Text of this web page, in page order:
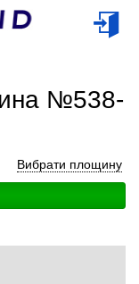
№538-
Вибрати площину